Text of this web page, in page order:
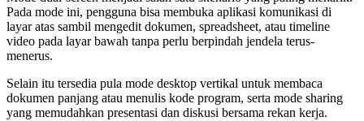
Pada mode ini, pengguna bisa membuka aplikasi komunikasi di
layar atas sambil mengedit dokumen, spreadsheet, atau timeline
video pada layar bawah tanpa perlu berpindah jendela terus-
menerus.
Selain itu tersedia pula mode desktop vertikal untuk membaca
dokumen panjang atau menulis kode program, serta mode sharing
yang memudahkan presentasi dan diskusi bersama rekan kerja.